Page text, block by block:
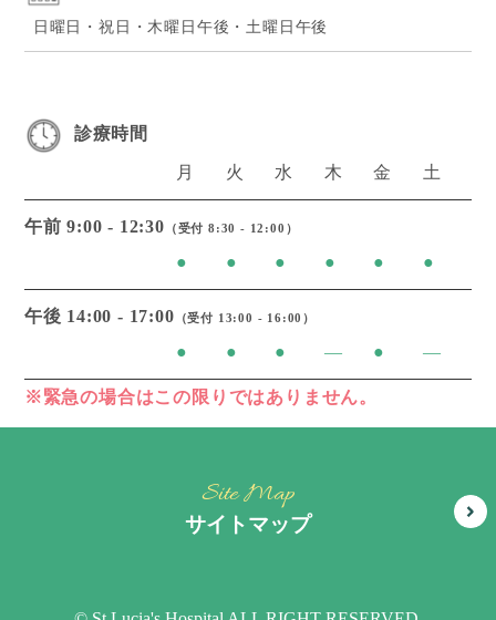
日曜日・祝日・木曜日午後・土曜日午後
診療時間
月 火 水 木 金 土
午前 9:00 - 12:30 （受付 8:30 - 12:00）
● ● ● ● ● ●
午後 14:00 - 17:00 （受付 13:00 - 16:00）
● ● ● ― ● ―
※緊急の場合はこの限りではありません。
Site Map
サイトマップ
当院について 施設案内